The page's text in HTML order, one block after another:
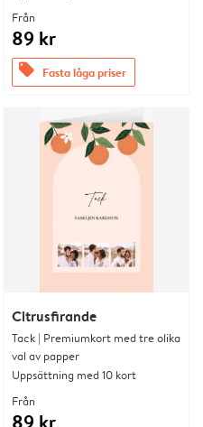
Från
89 kr
offers Fasta låga priser
Citrusfirande
Tack | Premiumkort med tre olika
val av papper
Uppsättning med 10 kort
Från